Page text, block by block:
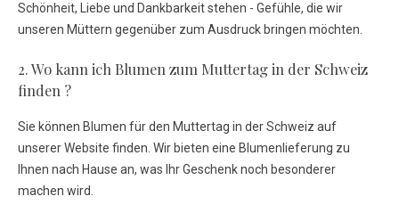
Schönheit, Liebe und Dankbarkeit stehen - Gefühle, die wir
unseren Müttern gegenüber zum Ausdruck bringen möchten.
2. Wo kann ich Blumen zum Muttertag in der Schweiz
finden ?
Sie können Blumen für den Muttertag in der Schweiz auf
unserer Website finden. Wir bieten eine Blumenlieferung zu
Ihnen nach Hause an, was Ihr Geschenk noch besonderer
machen wird.